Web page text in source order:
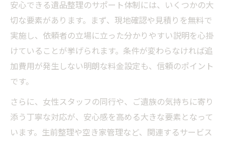
安心できる遺品整理のサポート体制には、いくつかの大
切な要素があります。まず、現地確認や見積りを無料で
実施し、依頼者の立場に立った分かりやすい説明を心掛
けていることが挙げられます。条件が変わらなければ追
加費用が発生しない明朗な料金設定も、信頼のポイント
です。
さらに、女性スタッフの同行や、ご遺族の気持ちに寄り
添う丁寧な対応が、安心感を高める大きな要素となって
います。生前整理や空き家管理など、関連するサービス